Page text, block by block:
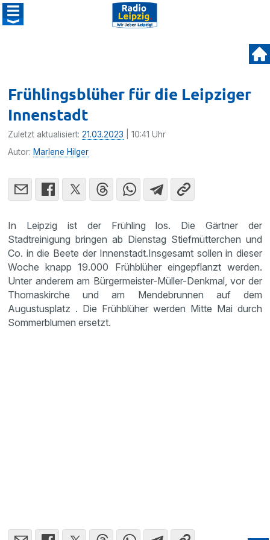
Frühlingsblüher für die Leipziger
Innenstadt
Zuletzt aktualisiert:21.03.2023 | 10:41 Uhr
Autor: Marlene Hilger
In Leipzig ist der Frühling los. Die Gärtner der
Stadtreinigung bringen ab Dienstag Stiefmütterchen und
Co. in die Beete der Innenstadt.Insgesamt sollen in dieser
Woche knapp 19.000 Frühblüher eingepflanzt werden.
Unter anderem am Bürgermeister-Müller-Denkmal, vor der
Thomaskirche und am Mendebrunnen auf dem
Augustusplatz . Die Frühblüher werden Mitte Mai durch
Sommerblumen ersetzt.